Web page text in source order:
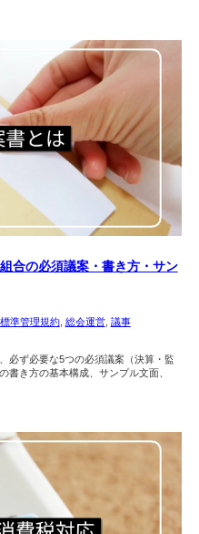
合の必須議案・書き方・サン
標準管理規約, 総会運営, 議事
必ず必要な5つの必須議案（決算・監
書き方の基本構成、サンプル文面、